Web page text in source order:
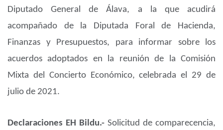
Diputado General de Álava, a la que acudirá
acompañado de la Diputada Foral de Hacienda,
Finanzas y Presupuestos, para informar sobre los
acuerdos adoptados en la reunión de la Comisión
Mixta del Concierto Económico, celebrada el 29 de
julio de 2021.
Declaraciones EH Bildu.- Solicitud de comparecencia,